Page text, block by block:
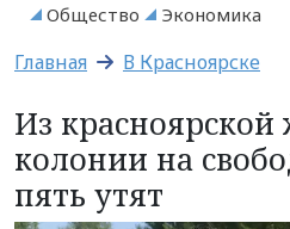
Общество
Экономика
Главная В Красноярске
Из красноярской
колонии на
пять утят